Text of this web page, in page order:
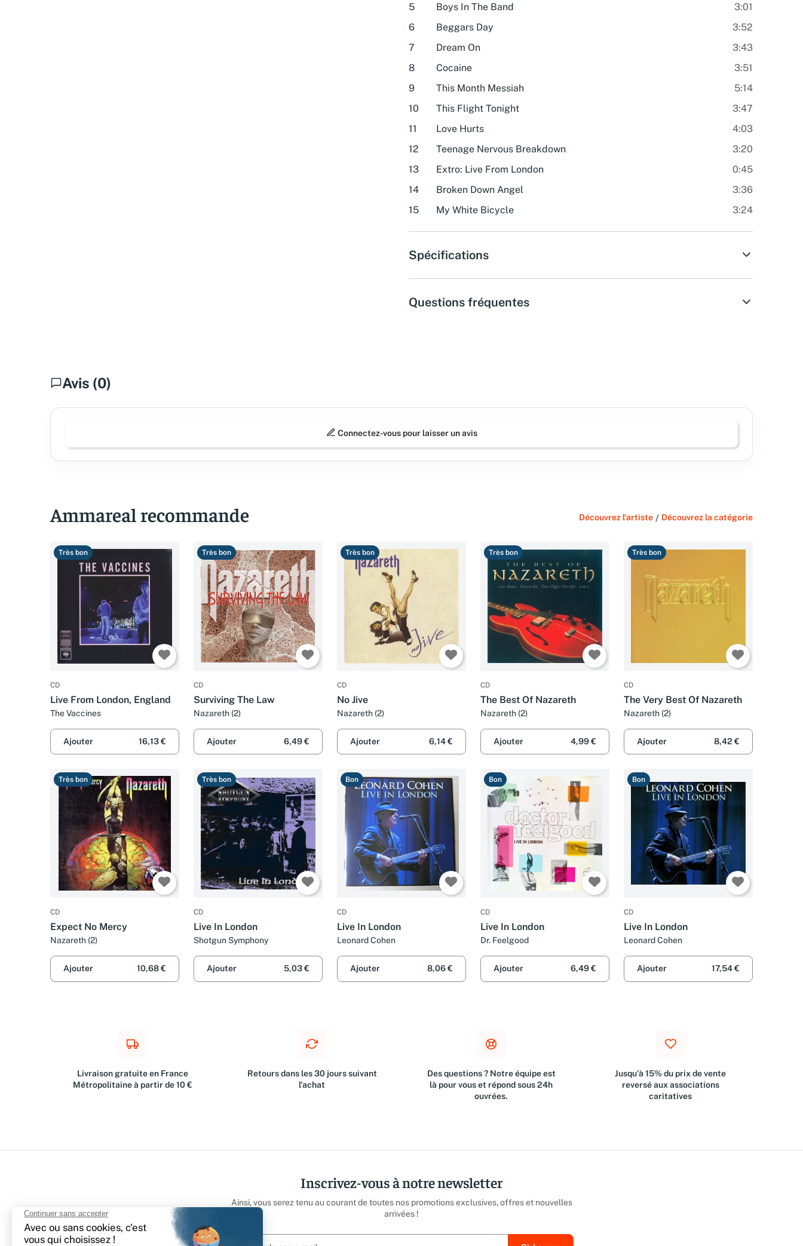
5
Boys In The Band
3:01
6
Beggars Day
3:52
7
Dream On
3:43
8
Cocaine
3:51
9
This Month Messiah
5:14
10
This Flight Tonight
3:47
11
Love Hurts
4:03
12
Teenage Nervous Breakdown
3:20
13
Extro: Live From London
0:45
14
Broken Down Angel
3:36
15
My White Bicycle 3:24
Spécifications
Questions fréquentes
Avis (0)
Connectez-vous pour laisser un avis
Ammareal recommande Découvrez l'artiste / Découvrez la catégorie
Très bon
CD
Live From London, England
The Vaccines
Ajouter 16,13 €
Très bon
CD
Surviving The Law
Nazareth (2)
Ajouter 6,49 €
Très bon
CD
No Jive
Nazareth (2)
Ajouter 6,14 €
Très bon
CD
The Best Of Nazareth
Nazareth (2)
Ajouter 4,99 €
Très bon
CD
The Very Best Of Nazareth
Nazareth (2)
Ajouter 8,42 €
Très bon
CD
Expect No Mercy
Nazareth (2)
Ajouter 10,68 €
Très bon
CD
Live In London
Shotgun Symphony
Ajouter 5,03 €
Bon
CD
Live In London
Leonard Cohen
Ajouter 8,06 €
Bon
CD
Live In London
Dr. Feelgood
Ajouter 6,49 €
Bon
CD
Live In London
Leonard Cohen
Ajouter 17,54 €
Livraison gratuite en France
Métropolitaine à partir de 10 €
Retours dans les 30 jours suivant
l'achat
Des questions ? Notre équipe est
là pour vous et répond sous 24h
ouvrées.
Jusqu'à 15% du prix de vente
reversé aux associations
caritatives
Inscrivez-vous à notre newsletter
Ainsi, vous serez tenu au courant de toutes nos promotions exclusives, offres et nouvelles
arrivées !